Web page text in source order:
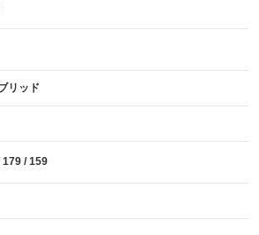
リッド
179 / 159